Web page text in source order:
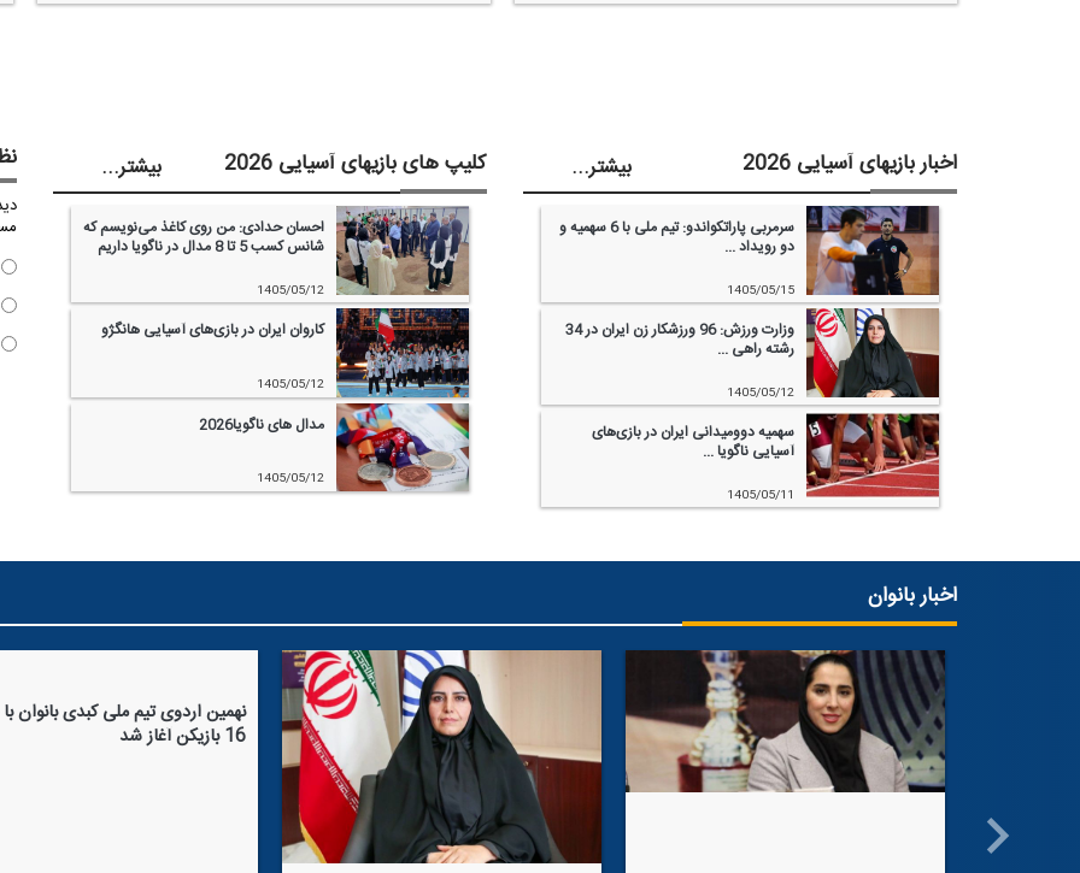
اخبار بازیهای آسیایی 2026 ...بیشتر
سرمربی پاراتكواندو: تیم ملی با 6 سهمیه و
دو رویداد ...‌
1405/05/15
وزارت ورزش: 96 ورزشكار زن ایران در 34
رشته راهی ...‌
1405/05/12
سهمیه دوومیدانی ایران در بازی‌های
آسیایی ناگویا ...‌
1405/05/11
کلیپ های بازیهای آسیایی 2026 ...بیشتر
احسان حدادی: من روی كاغذ می‌نویسم كه
شانس كسب 5 تا 8 مدال در ناگویا داریم‌
1405/05/12
كاروان ایران در بازی‌های آسیایی هانگژو‌
1405/05/12
مدال های ناگویا2026‌
1405/05/12
اخبار بانوان
نهمین اردوی تیم ملی كبدی بانوان
16 بازیكن آغاز شد